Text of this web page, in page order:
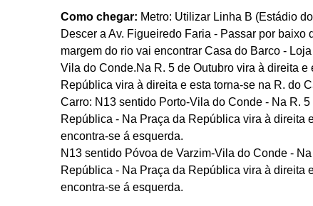
Como chegar: Metro: Utilizar Linha B (Estádio
Descer a Av. Figueiredo Faria - Passar por
margem do rio vai encontrar Casa do Barco -
Vila do Conde.Na R. 5 de Outubro vira à direita
República vira à direita e esta torna-se na R. do
Carro: N13 sentido Porto-Vila do Conde - Na R.
República - Na Praça da República vira à direita
encontra-se á esquerda.
N13 sentido Póvoa de Varzim-Vila do Conde -
República - Na Praça da República vira à direita
encontra-se á esquerda.